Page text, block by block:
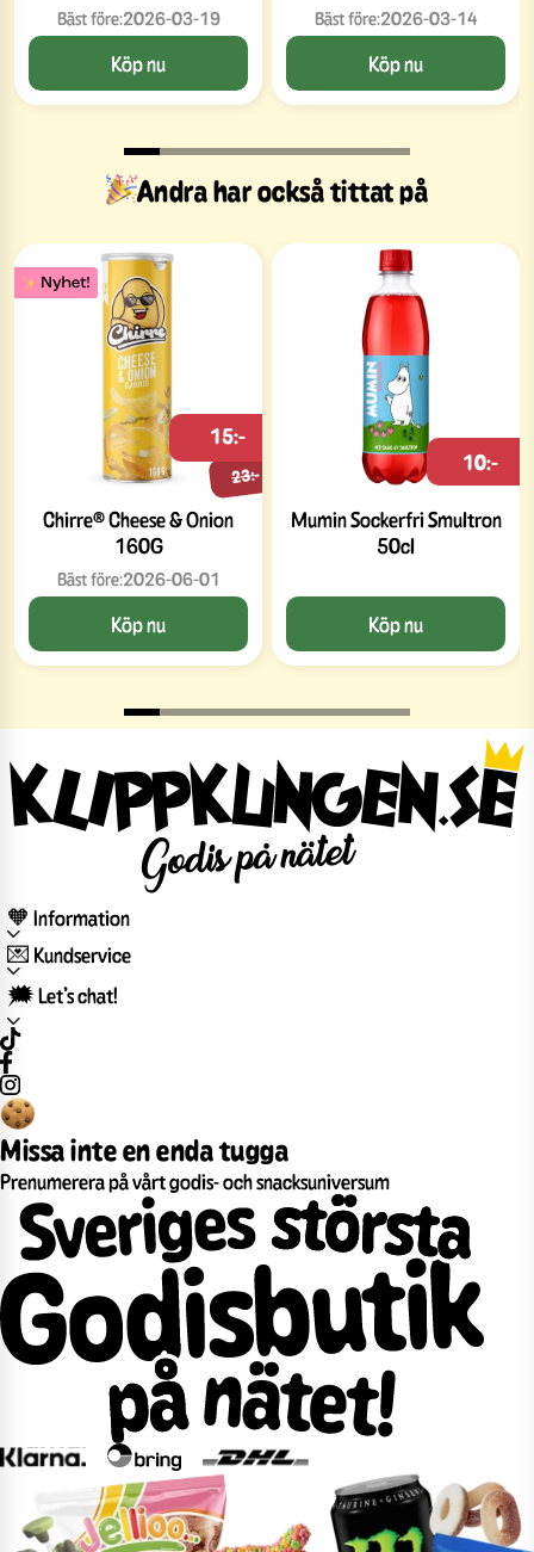
Bäst före:2026-03-19
Köp nu
Bäst före:2026-03-14
Köp nu
Andra har också tittat på
Chirre® Cheese & Onion
160G
23:-
15:-
Bäst före:2026-06-01
Köp nu
Mumin Sockerfri Smultron
50cl
10:-
Köp nu
🧡 Information
💌 Kundservice
🗯️ Let’s chat!
Missa inte en enda tugga
Prenumerera på vårt godis- och snacksuniversum